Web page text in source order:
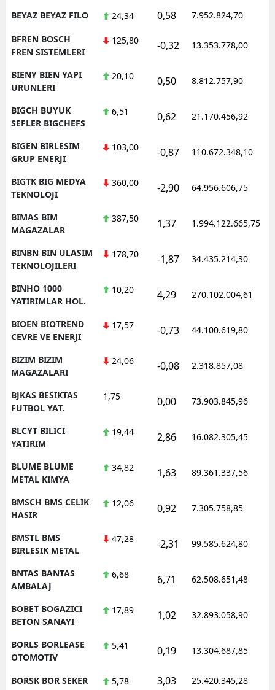
BEYAZ BEYAZ FILO 24,34 0,58 7.952.824,70
BFREN BOSCH
FREN SISTEMLERI
125,80 -0,32 13.353.778,00
BIENY BIEN YAPI
URUNLERI
20,10 0,50 8.812.757,90
BIGCH BUYUK
SEFLER BIGCHEFS
6,51 0,62 21.170.456,92
BIGEN BIRLESIM
GRUP ENERJI
103,00 -0,87 110.672.348,10
BIGTK BIG MEDYA
TEKNOLOJI
360,00 -2,90 64.956.606,75
BIMAS BIM
MAGAZALAR
387,50 1,37 1.994.122.665,75
BINBN BIN ULASIM
TEKNOLOJILERI
178,70 -1,87 34.435.214,30
BINHO 1000
YATIRIMLAR HOL.
10,20 4,29 270.102.004,61
BIOEN BIOTREND
CEVRE VE ENERJI
17,57 -0,73 44.100.619,80
BIZIM BIZIM
MAGAZALARI
24,06 -0,08 2.318.857,08
BJKAS BESIKTAS
FUTBOL YAT.
1,75 0,00 73.903.845,96
BLCYT BILICI
YATIRIM
19,44 2,86 16.082.305,45
BLUME BLUME
METAL KIMYA
34,82 1,63 89.361.337,56
BMSCH BMS CELIK
HASIR
12,06 0,92 7.305.758,85
BMSTL BMS
BIRLESIK METAL
47,28 -2,31 99.585.624,80
BNTAS BANTAS
AMBALAJ
6,68 6,71 62.508.651,48
BOBET BOGAZICI
BETON SANAYI
17,89 1,02 32.893.058,90
BORLS BORLEASE
OTOMOTIV
5,41 0,19 13.304.687,85
BORSK BOR SEKER 5,78 3,03 25.420.345,28